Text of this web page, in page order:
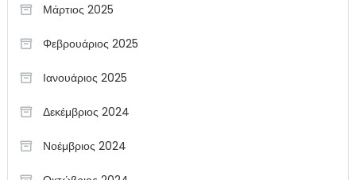
Μάρτιος 2025
Φεβρουάριος 2025
Ιανουάριος 2025
Δεκέμβριος 2024
Νοέμβριος 2024